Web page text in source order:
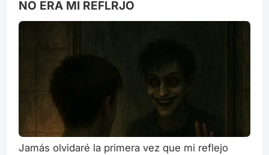
NO ERA MI REFLRJO
Jamás olvidaré la primera vez que mi reflejo